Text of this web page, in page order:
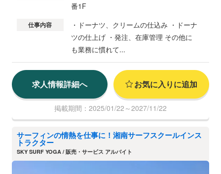
番1F
仕事内容
・ドーナツ、クリームの仕込み ・ドーナ
ツの仕上げ ・発注、在庫管理 その他に
も業務に慣れて...
求人情報詳細へ お気に入りに追加
掲載期間：2025/01/22～2027/11/22
サーフィンの情熱を仕事に！湘南サーフスクールインス
トラクター
SKY SURF YOGA / 販売・サービス アルバイト